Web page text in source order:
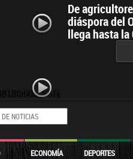
De
diáspora del
llega hasta la
ECONOMÍA DEPORTES